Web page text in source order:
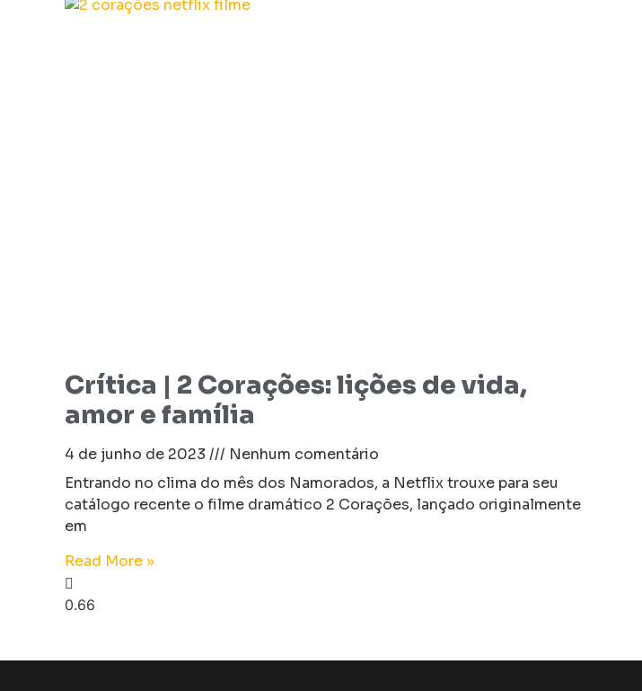
Crítica | 2 Corações: lições de vida,
amor e família
4 de junho de 2023
Nenhum comentário
Entrando no clima do mês dos Namorados, a Netflix trouxe para seu
catálogo recente o filme dramático 2 Corações, lançado originalmente
em
Read More »